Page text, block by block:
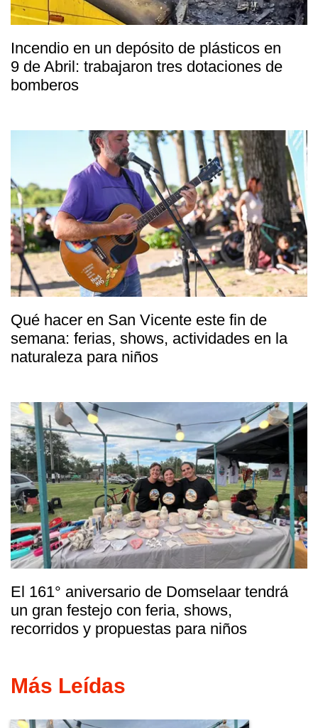
Incendio en un depósito de plásticos en
9 de Abril: trabajaron tres dotaciones de
bomberos
Qué hacer en San Vicente este fin de
semana: ferias, shows, actividades en la
naturaleza para niños
El 161° aniversario de Domselaar tendrá
un gran festejo con feria, shows,
recorridos y propuestas para niños
Más Leídas